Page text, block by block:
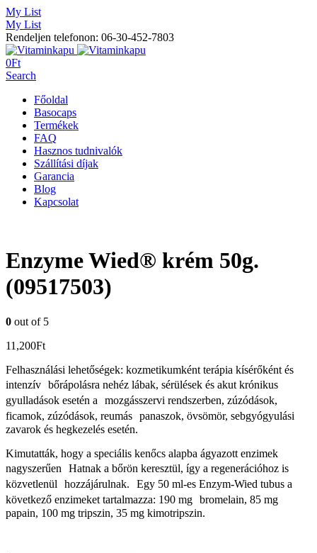
My List
My List
Rendeljen telefonon: 06-30-452-7803
0Ft
Search
Főoldal
Basocaps
Termékek
FAQ
Hasznos tudnivalók
Szállítási díjak
Garancia
Blog
Kapcsolat
Enzyme Wied® krém 50g.
(09517503)
0 out of 5
11,200Ft
Felhasználási lehetőségek: kozmetikumként terápia kísérőként és
intenzív bőrápolásra nehéz lábak, sérülések és akut krónikus
gyulladások esetén a mozgásszervi rendszerben, zúzódások,
ficamok, zúzódások, reumás panaszok, övsömör, sebgyógyulási
zavarok és hegkezelés esetén.
Kimutatták, hogy a speciális kenőcs alapba ágyazott enzimek
nagyszerűen Hatnak a bőrön keresztül, így a regenerációhoz is
közvetlenül hozzájárulnak. Egy 50 ml-es Enzym-Wied tubus a
következő enzimeket tartalmazza: 190 mg bromelain, 85 mg
papain, 100 mg tripszin, 35 mg kimotripszin.